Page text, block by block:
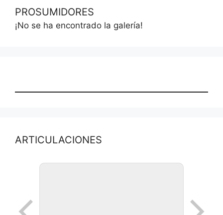
PROSUMIDORES
¡No se ha encontrado la galería!
ARTICULACIONES